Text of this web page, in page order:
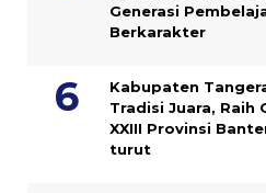
Generasi
Berkarakter
Kabupaten
Tradisi Juara, Raih
XXIII Provinsi
turut